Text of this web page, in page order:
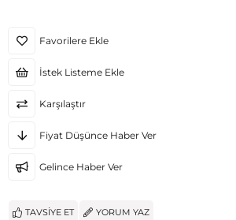
Favorilere Ekle
İstek Listeme Ekle
Karşılaştır
Fiyat Düşünce Haber Ver
Gelince Haber Ver
TAVSIYE ET YORUM YAZ